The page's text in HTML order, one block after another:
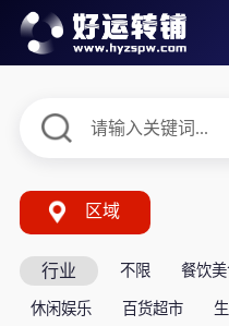
区域
行业 不限 餐饮
休闲娱乐 百货超市